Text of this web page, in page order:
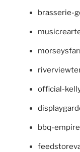
brasserie-
official-
bbq-